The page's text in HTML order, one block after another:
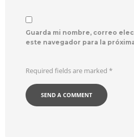
Guarda mi nombre, correo
este navegador para la
Required fields are marked *